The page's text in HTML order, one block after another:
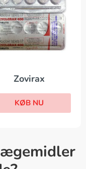
Zovirax
KØB NU